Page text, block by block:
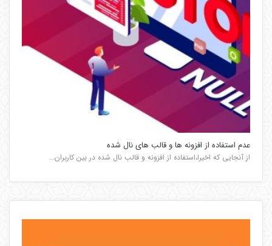
عدم استفاده از افزونه ها و قالب های نال شده
از آنجایی که اخیرا،استفاده از افزونه و قالب نال شده در بین کاربران...